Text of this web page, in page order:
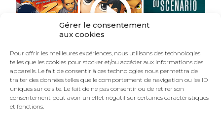
Gérer le consentement
aux cookies
Pour offrir les meilleures expériences, nous utilisons des technologies
telles que les cookies pour stocker et/ou accéder aux informations des
appareils. Le fait de consentir à ces technologies nous permettra de
traiter des données telles que le comportement de navigation ou les ID
uniques sur ce site. Le fait de ne pas consentir ou de retirer son
consentement peut avoir un effet négatif sur certaines caractéristiques
et fonctions.